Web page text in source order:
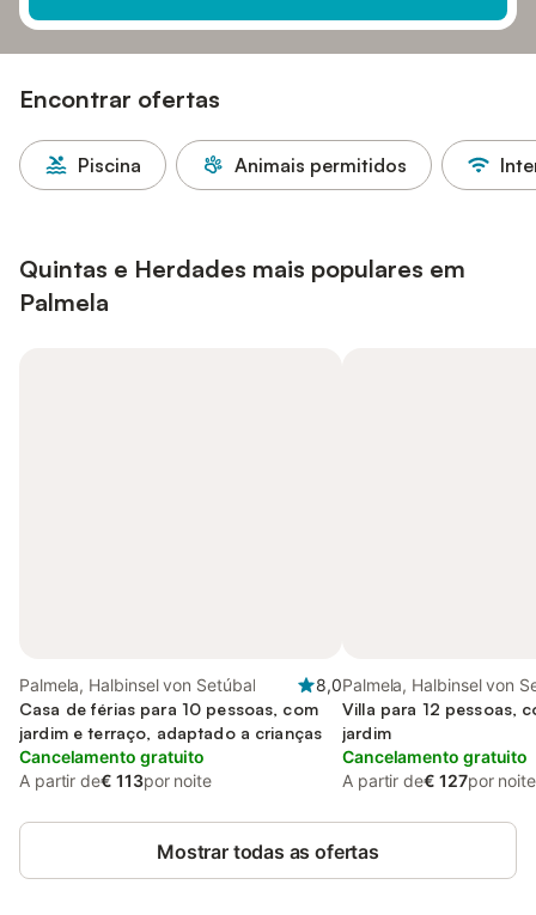
Encontrar ofertas
Piscina Animais permitidos
Quintas e Herdades mais populares em
Palmela
Palmela, Halbinsel von Setúbal
8,0
Casa de férias para 10 pessoas, com
jardim e terraço, adaptado a crianças
Cancelamento gratuito
A partir de€ 113por noite
Palmela, Halbinsel von
Villa para 12 pessoas,
jardim
Cancelamento gratuito
A partir de€ 127por noite
Mostrar todas as ofertas